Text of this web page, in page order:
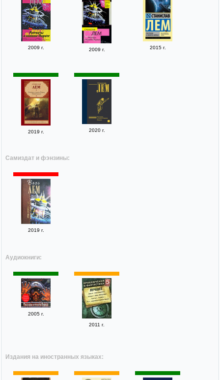
2009 г. 2009 г. 2015 г.
2019 г. 2020 г.
Самиздат и фэнзины:
2019 г.
Аудиокниги:
2005 г.
2011 г.
Издания на иностранных языках: